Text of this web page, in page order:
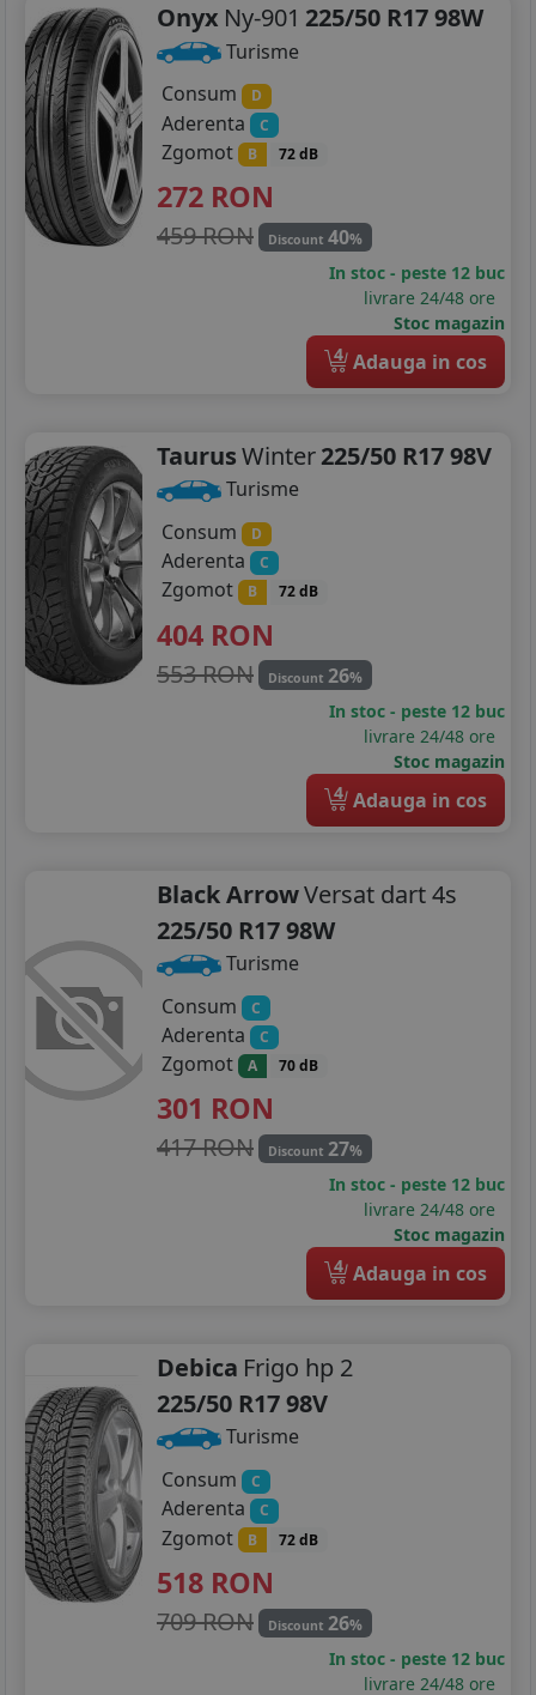
Onyx Ny-901 225/50 R17 98W
Turisme
Consum
D
Aderenta C
Zgomot B 72 dB
272 RON
459 RON Discount 40%
In stoc - peste 12 buc
livrare 24/48 ore
Stoc magazin
4 Adauga in cos
TaurusWinter225/50 R17 98V
Turisme
Consum
D
Aderenta C
Zgomot B 72 dB
404 RON
553 RON Discount 26%
In stoc - peste 12 buc
livrare 24/48 ore
Stoc magazin
4 Adauga in cos
Black ArrowVersat dart 4s
225/50 R17 98W
Turisme
Consum
C
Aderenta C
Zgomot A 70 dB
301 RON
417 RON Discount 27%
In stoc - peste 12 buc
livrare 24/48 ore
Stoc magazin
4 Adauga in cos
Debica Frigo hp 2
225/50 R17 98V
Turisme
Consum
C
Aderenta C
Zgomot B 72 dB
518 RON
709 RON Discount 26%
In stoc - peste 12 buc
livrare 24/48 ore